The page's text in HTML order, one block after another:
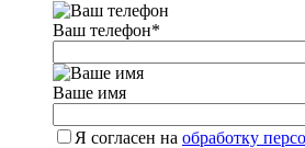
Ваш телефон*
Ваше имя
Я согласен на обработку